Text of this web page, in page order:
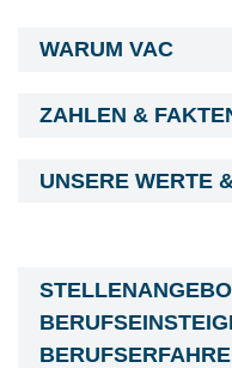
WARUM VAC
ZAHLEN &
UNSERE WERTE